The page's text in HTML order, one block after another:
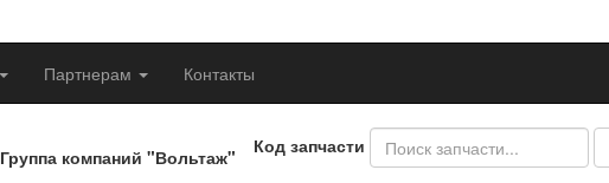
Партнерам Контакты
Группа компаний "Вольтаж"
Код запчасти